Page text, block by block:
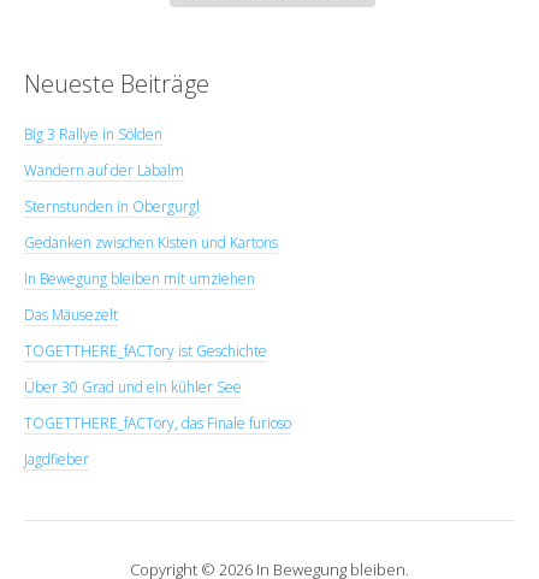
Neueste Beiträge
Big 3 Rallye in Sölden
Wandern auf der Labalm
Sternstunden in Obergurgl
Gedanken zwischen Kisten und Kartons
In Bewegung bleiben mit umziehen
Das Mäusezelt
TOGETTHERE_fACTory ist Geschichte
Über 30 Grad und ein kühler See
TOGETTHERE_fACTory, das Finale furioso
Jagdfieber
Copyright © 2026 In Bewegung bleiben.